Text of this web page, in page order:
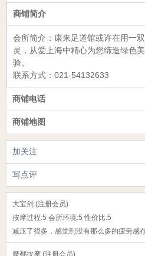
商铺简介
会所简介： 康来足道馆或许在用一
灵，从爱上海中精心为您缔造绿色
验。
联系方式： 021-54132633
商铺电话
商铺地图
加关注
写点评
大宝剑 (注册会员)
按摩过程:5 会所环境:5 性价比:5
减压了很多，感觉到没有那么多的疲劳感存
魔都按摩 (注册会员)